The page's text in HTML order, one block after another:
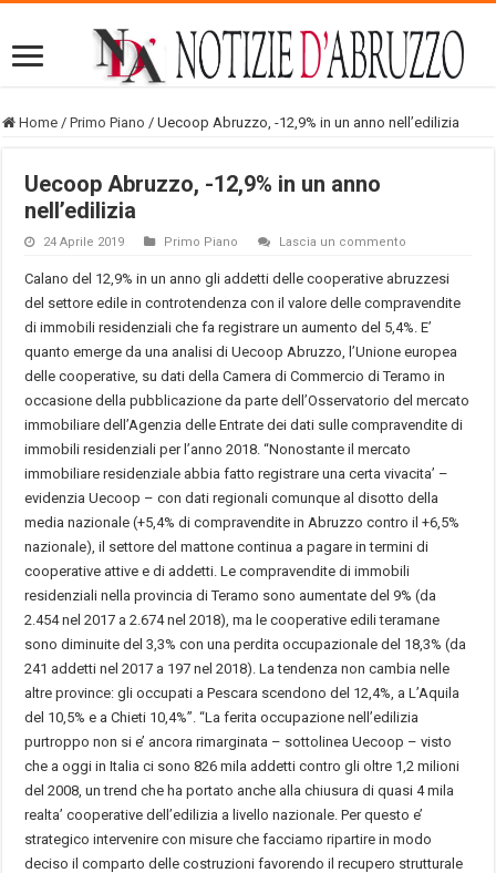
Home / Primo Piano / Uecoop Abruzzo, -12,9% in un anno nell’edilizia
Uecoop Abruzzo, -12,9% in un anno
nell’edilizia
24 Aprile 2019 Primo Piano Lascia un commento
Calano del 12,9% in un anno gli addetti delle cooperative abruzzesi
del settore edile in controtendenza con il valore delle compravendite
di immobili residenziali che fa registrare un aumento del 5,4%. E’
quanto emerge da una analisi di Uecoop Abruzzo, l’Unione europea
delle cooperative, su dati della Camera di Commercio di Teramo in
occasione della pubblicazione da parte dell’Osservatorio del mercato
immobiliare dell’Agenzia delle Entrate dei dati sulle compravendite di
immobili residenziali per l’anno 2018. “Nonostante il mercato
immobiliare residenziale abbia fatto registrare una certa vivacita’ –
evidenzia Uecoop – con dati regionali comunque al disotto della
media nazionale (+5,4% di compravendite in Abruzzo contro il +6,5%
nazionale), il settore del mattone continua a pagare in termini di
cooperative attive e di addetti. Le compravendite di immobili
residenziali nella provincia di Teramo sono aumentate del 9% (da
2.454 nel 2017 a 2.674 nel 2018), ma le cooperative edili teramane
sono diminuite del 3,3% con una perdita occupazionale del 18,3% (da
241 addetti nel 2017 a 197 nel 2018). La tendenza non cambia nelle
altre province: gli occupati a Pescara scendono del 12,4%, a L’Aquila
del 10,5% e a Chieti 10,4%”. “La ferita occupazione nell’edilizia
purtroppo non si e’ ancora rimarginata – sottolinea Uecoop – visto
che a oggi in Italia ci sono 826 mila addetti contro gli oltre 1,2 milioni
del 2008, un trend che ha portato anche alla chiusura di quasi 4 mila
realta’ cooperative dell’edilizia a livello nazionale. Per questo e’
strategico intervenire con misure che facciamo ripartire in modo
deciso il comparto delle costruzioni favorendo il recupero strutturale